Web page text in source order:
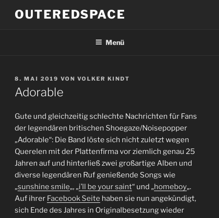
InhaltOUTEREDSPACE
Menü
VERÖFFENTLICHT
AM
8. MAI 2019 VON VOLKER KINDT
Adorable
Gute und gleichzeitig schlechte Nachrichten für Fans
der legendären britischen Shoegaze/Noisepopper
„Adorable“: Die Band löste sich nicht zuletzt wegen
Querelen mit der Plattenfirma vor ziemlich genau 25
Jahren auf und hinterließ zwei großartige Alben und
diverse legendären Ruf genießende Songs wie
„sunshine smile„, „i’ll be your saint“ und „homeboy„.
Auf ihrer Facebook Seite haben sie nun angekündigt,
sich Ende des Jahres in Originalbesetzung wieder